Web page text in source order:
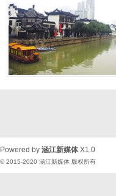
Powered by 涵江新媒体 X1.0
© 2015-2020 涵江新媒体 版权所有